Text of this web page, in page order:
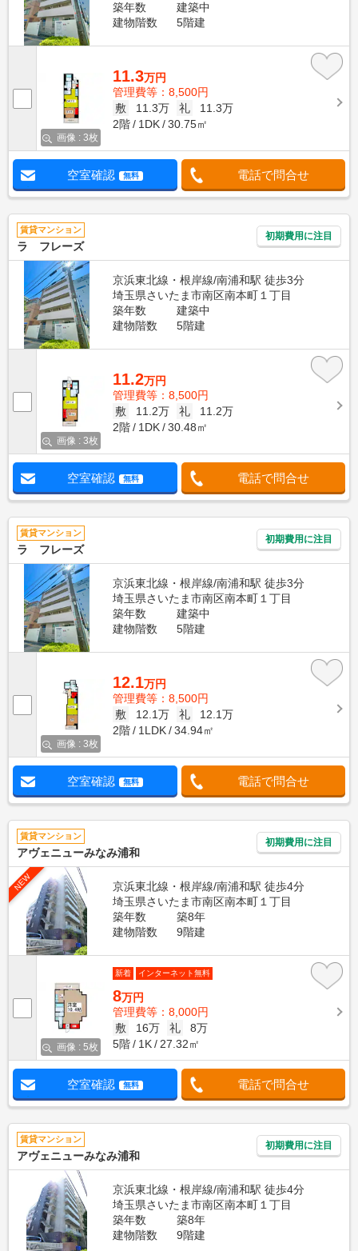
築年数
建築中
建物階数
5階建
画像 : 3枚
11.3万円
管理費等：8,500円
敷
11.3万 礼
11.3万
2階
1DK 30.75㎡
空室確認 無料 電話で問合せ
賃貸マンション
ラ フレーズ
初期費用に注目
京浜東北線・根岸線/南浦和駅 徒歩3分
埼玉県さいたま市南区南本町１丁目
築年数
建築中
建物階数
5階建
画像 : 3枚
11.2万円
管理費等：8,500円
敷
11.2万 礼
11.2万
2階
1DK 30.48㎡
空室確認 無料 電話で問合せ
賃貸マンション
ラ フレーズ
初期費用に注目
京浜東北線・根岸線/南浦和駅 徒歩3分
埼玉県さいたま市南区南本町１丁目
築年数
建築中
建物階数
5階建
画像 : 3枚
12.1万円
管理費等：8,500円
敷
12.1万 礼
12.1万
2階
1LDK 34.94㎡
空室確認 無料 電話で問合せ
賃貸マンション
アヴェニューみなみ浦和
初期費用に注目
NEW
京浜東北線・根岸線/南浦和駅 徒歩4分
埼玉県さいたま市南区南本町１丁目
築年数
築8年
建物階数
9階建
画像 : 5枚
新着 インターネット無料
8万円
管理費等：8,000円
敷
16万 礼
8万
5階
1K 27.32㎡
空室確認 無料 電話で問合せ
賃貸マンション
アヴェニューみなみ浦和
初期費用に注目
京浜東北線・根岸線/南浦和駅 徒歩4分
埼玉県さいたま市南区南本町１丁目
築年数
築8年
建物階数
9階建